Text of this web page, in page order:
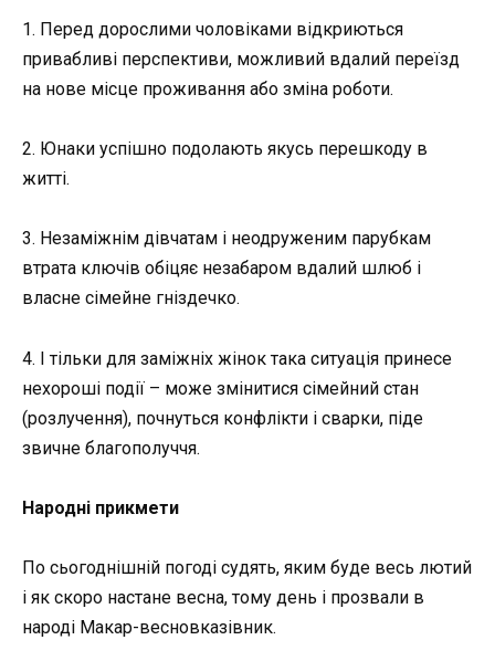
1. Перед дорослими чоловіками відкриються
привабливі перспективи, можливий вдалий переїзд
на нове місце проживання або зміна роботи.
2. Юнаки успішно подолають якусь перешкоду в
житті.
3. Незаміжнім дівчатам і неодруженим парубкам
втрата ключів обіцяє незабаром вдалий шлюб і
власне сімейне гніздечко.
4. І тільки для заміжніх жінок така ситуація принесе
нехороші події – може змінитися сімейний стан
(розлучення), почнуться конфлікти і сварки, піде
звичне благополуччя.
Народні прикмети
По сьогоднішній погоді судять, яким буде весь лютий
і як скоро настане весна, тому день і прозвали в
народі Макар-весновказівник.